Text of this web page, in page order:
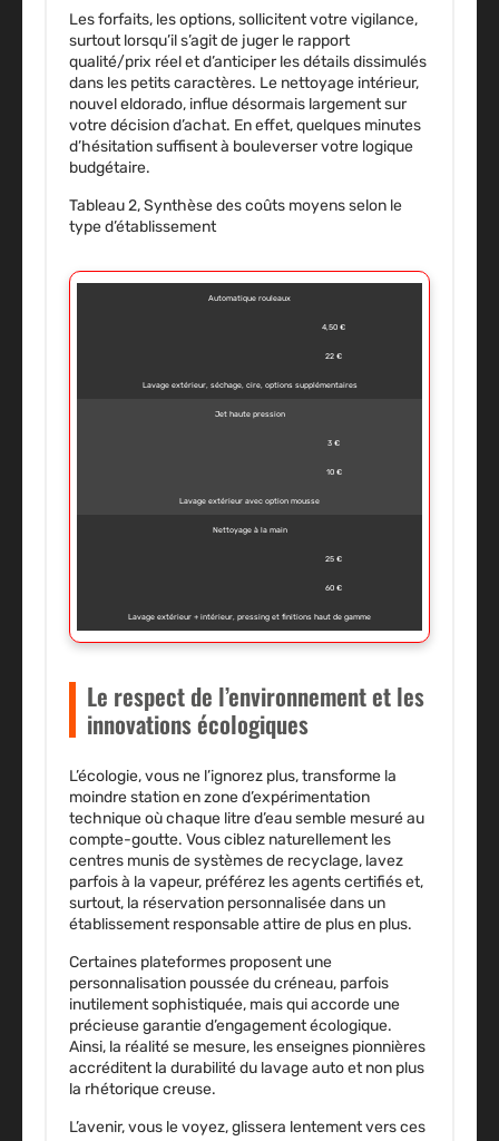
Les forfaits, les options, sollicitent votre vigilance,
surtout lorsqu’il s’agit de juger le rapport
qualité/prix réel et d’anticiper les détails dissimulés
dans les petits caractères. Le nettoyage intérieur,
nouvel eldorado, influe désormais largement sur
votre décision d’achat. En effet, quelques minutes
d’hésitation suffisent à bouleverser votre logique
budgétaire.
Tableau 2, Synthèse des coûts moyens selon le
type d’établissement
Automatique rouleaux
4,50 €
22 €
Lavage extérieur, séchage, cire, options supplémentaires
Jet haute pression
3 €
10 €
Lavage extérieur avec option mousse
Nettoyage à la main
25 €
60 €
Lavage extérieur + intérieur, pressing et finitions haut de gamme
Le respect de l’environnement et les
innovations écologiques
L’écologie, vous ne l’ignorez plus, transforme la
moindre station en zone d’expérimentation
technique où chaque litre d’eau semble mesuré au
compte-goutte. Vous ciblez naturellement les
centres munis de systèmes de recyclage, lavez
parfois à la vapeur, préférez les agents certifiés et,
surtout, la réservation personnalisée dans un
établissement responsable attire de plus en plus.
Certaines plateformes proposent une
personnalisation poussée du créneau, parfois
inutilement sophistiquée, mais qui accorde une
précieuse garantie d’engagement écologique.
Ainsi, la réalité se mesure, les enseignes pionnières
accréditent la durabilité du lavage auto et non plus
la rhétorique creuse.
L’avenir, vous le voyez, glissera lentement vers ces